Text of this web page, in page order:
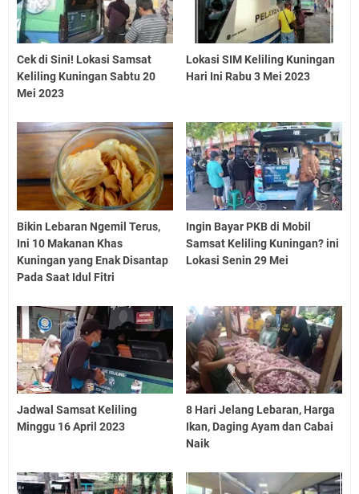
Cek di Sini! Lokasi Samsat
Keliling Kuningan Sabtu 20
Mei 2023
Lokasi SIM Keliling Kuningan
Hari Ini Rabu 3 Mei 2023
Bikin Lebaran Ngemil Terus,
Ini 10 Makanan Khas
Kuningan yang Enak Disantap
Pada Saat Idul Fitri
Ingin Bayar PKB di Mobil
Samsat Keliling Kuningan? ini
Lokasi Senin 29 Mei
Jadwal Samsat Keliling
Minggu 16 April 2023
8 Hari Jelang Lebaran, Harga
Ikan, Daging Ayam dan Cabai
Naik